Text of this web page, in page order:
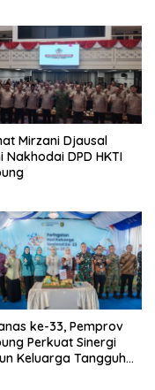
Mirzani Djausal
Nakhodai DPD HKTI
ke-33, Pemprov
Perkuat Sinergi
Keluarga Tangguh